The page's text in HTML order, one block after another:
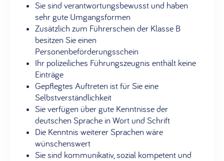
Sie sind verantwortungsbewusst und haben
sehr gute Umgangsformen
Zusätzlich zum Führerschein der Klasse B
besitzen Sie einen
Personenbeförderungsschein
Ihr polizeiliches Führungszeugnis enthält keine
Einträge
Gepflegtes Auftreten ist für Sie eine
Selbstverständlichkeit
Sie verfügen über gute Kenntnisse der
deutschen Sprache in Wort und Schrift
Die Kenntnis weiterer Sprachen wäre
wünschenswert
Sie sind kommunikativ, sozial kompetent und